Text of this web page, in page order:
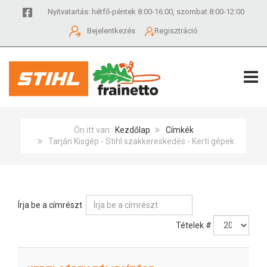
Nyitvatartás: hétfő-péntek 8:00-16:00, szombat 8:00-12:00
Bejelentkezés Regisztráció
Ön itt van: Kezdőlap
Címkék
Tarján Kisgép - Stihl szakkereskedés - Kerti gépek
Írja be a címrészt
Tételek #